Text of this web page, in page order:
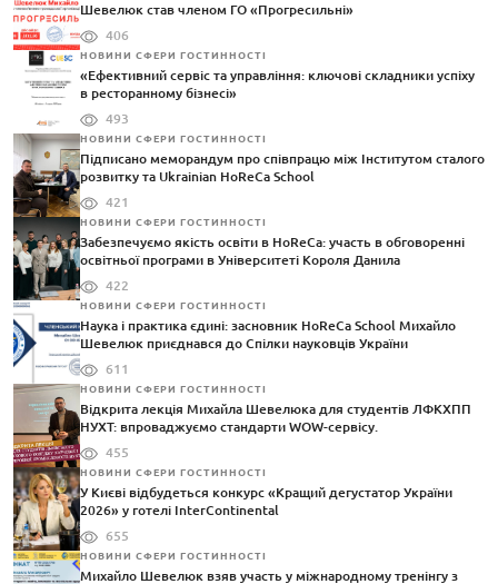
Шевелюк став членом ГО «Прогресильні»
406
НОВИНИ СФЕРИ ГОСТИННОСТІ
«Ефективний сервіс та управління: ключові складники успіху
в ресторанному бізнесі»
493
НОВИНИ СФЕРИ ГОСТИННОСТІ
Підписано меморандум про співпрацю між Інститутом сталого
розвитку та Ukrainian HoReCa School
421
НОВИНИ СФЕРИ ГОСТИННОСТІ
Забезпечуємо якість освіти в HoReCa: участь в обговоренні
освітньої програми в Університеті Короля Данила
422
НОВИНИ СФЕРИ ГОСТИННОСТІ
Наука і практика єдині: засновник HoReCa School Михайло
Шевелюк приєднався до Спілки науковців України
611
НОВИНИ СФЕРИ ГОСТИННОСТІ
Відкрита лекція Михайла Шевелюка для студентів ЛФКХПП
НУХТ: впроваджуємо стандарти WOW-сервісу.
455
НОВИНИ СФЕРИ ГОСТИННОСТІ
У Києві відбудеться конкурс «Кращий дегустатор України
2026» у готелі InterContinental
655
НОВИНИ СФЕРИ ГОСТИННОСТІ
Михайло Шевелюк взяв участь у міжнародному тренінгу з